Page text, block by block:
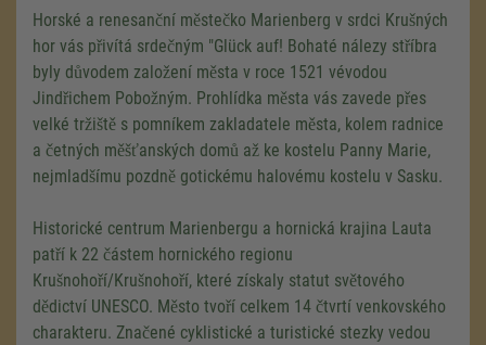
Horské a renesanční městečko Marienberg v srdci Krušných
hor vás přivítá srdečným "Glück auf! Bohaté nálezy stříbra
byly důvodem založení města v roce 1521 vévodou
Jindřichem Pobožným. Prohlídka města vás zavede přes
velké tržiště s pomníkem zakladatele města, kolem radnice
a četných měšťanských domů až ke kostelu Panny Marie,
nejmladšímu pozdně gotickému halovému kostelu v Sasku.
Historické centrum Marienbergu a hornická krajina Lauta
patří k 22 částem hornického regionu
Krušnohoří/Krušnohoří, které získaly statut světového
dědictví UNESCO. Město tvoří celkem 14 čtvrtí venkovského
charakteru. Značené cyklistické a turistické stezky vedou